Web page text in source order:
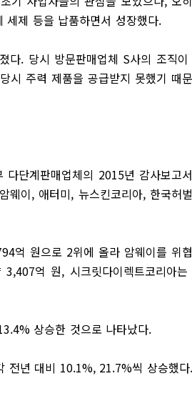
제 등을 납품하면서 성장했다.
다. 당시 방문판매업체 S사의 조직이
시 주력 제품을 공급받지 못했기 때
단계판매업체의 2015년 감사보고
이, 애터미, 뉴스킨코리아, 한국허
억 원으로 2위에 올라 암웨이를 위
억 원, 시크릿다이렉트코리아
상승한 것으로 나타났다.
전년 대비 10.1%, 21.7%씩 상승했다.